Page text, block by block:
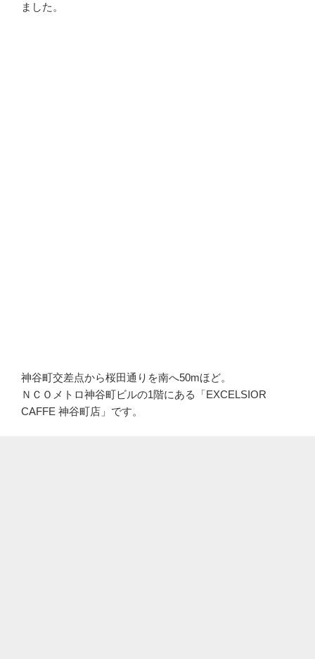
ました。
神谷町交差点から桜田通りを南へ50mほど。
ＮＣＯメトロ神谷町ビルの1階にある「EXCELSIOR
CAFFE 神谷町店」です。